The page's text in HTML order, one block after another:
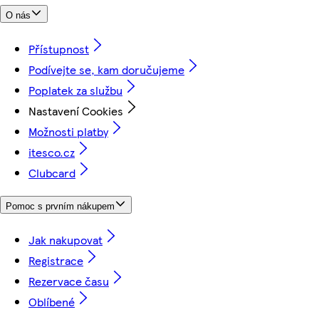
O nás
Přístupnost
Podívejte se, kam doručujeme
Poplatek za službu
Nastavení Cookies
Možnosti platby
itesco.cz
Clubcard
Pomoc s prvním nákupem
Jak nakupovat
Registrace
Rezervace času
Oblíbené